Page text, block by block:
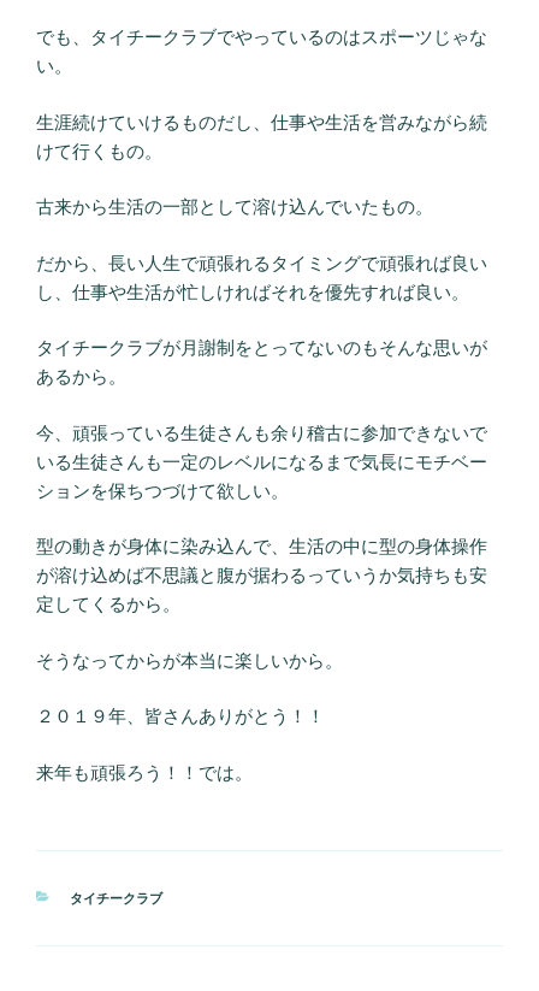
でも、タイチークラブでやっているのはスポーツじゃな
い。
生涯続けていけるものだし、仕事や生活を営みながら続
けて行くもの。
古来から生活の一部として溶け込んでいたもの。
だから、長い人生で頑張れるタイミングで頑張れば良い
し、仕事や生活が忙しければそれを優先すれば良い。
タイチークラブが月謝制をとってないのもそんな思いが
あるから。
今、頑張っている生徒さんも余り稽古に参加できないで
いる生徒さんも一定のレベルになるまで気長にモチベー
ションを保ちつづけて欲しい。
型の動きが身体に染み込んで、生活の中に型の身体操作
が溶け込めば不思議と腹が据わるっていうか気持ちも安
定してくるから。
そうなってからが本当に楽しいから。
２０１９年、皆さんありがとう！！
来年も頑張ろう！！では。
カ
タイチークラブ